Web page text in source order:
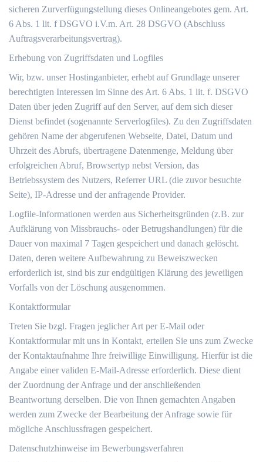
sicheren Zurverfügungstellung dieses Onlineangebotes gem. Art.
6 Abs. 1 lit. f DSGVO i.V.m. Art. 28 DSGVO (Abschluss
Auftragsverarbeitungsvertrag).
Erhebung von Zugriffsdaten und Logfiles
Wir, bzw. unser Hostinganbieter, erhebt auf Grundlage unserer
berechtigten Interessen im Sinne des Art. 6 Abs. 1 lit. f. DSGVO
Daten über jeden Zugriff auf den Server, auf dem sich dieser
Dienst befindet (sogenannte Serverlogfiles). Zu den Zugriffsdaten
gehören Name der abgerufenen Webseite, Datei, Datum und
Uhrzeit des Abrufs, übertragene Datenmenge, Meldung über
erfolgreichen Abruf, Browsertyp nebst Version, das
Betriebssystem des Nutzers, Referrer URL (die zuvor besuchte
Seite), IP-Adresse und der anfragende Provider.
Logfile-Informationen werden aus Sicherheitsgründen (z.B. zur
Aufklärung von Missbrauchs- oder Betrugshandlungen) für die
Dauer von maximal 7 Tagen gespeichert und danach gelöscht.
Daten, deren weitere Aufbewahrung zu Beweiszwecken
erforderlich ist, sind bis zur endgültigen Klärung des jeweiligen
Vorfalls von der Löschung ausgenommen.
Kontaktformular
Treten Sie bzgl. Fragen jeglicher Art per E-Mail oder
Kontaktformular mit uns in Kontakt, erteilen Sie uns zum Zwecke
der Kontaktaufnahme Ihre freiwillige Einwilligung. Hierfür ist die
Angabe einer validen E-Mail-Adresse erforderlich. Diese dient
der Zuordnung der Anfrage und der anschließenden
Beantwortung derselben. Die von Ihnen gemachten Angaben
werden zum Zwecke der Bearbeitung der Anfrage sowie für
mögliche Anschlussfragen gespeichert.
Datenschutzhinweise im Bewerbungsverfahren